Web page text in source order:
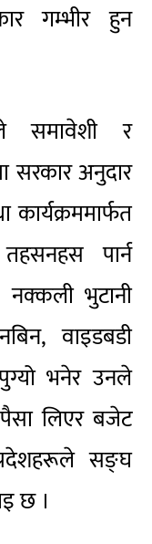
गम्भीर हुन
समावेशी र
सरकार अनुदार
पार्न
भुटानी
वाइडबडी
भनेर उनले
लिएर बजेट
सङ्घ
छ ।